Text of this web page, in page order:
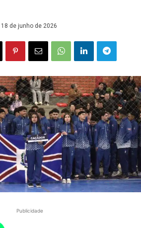
18 de junho de 2026
Publicidade